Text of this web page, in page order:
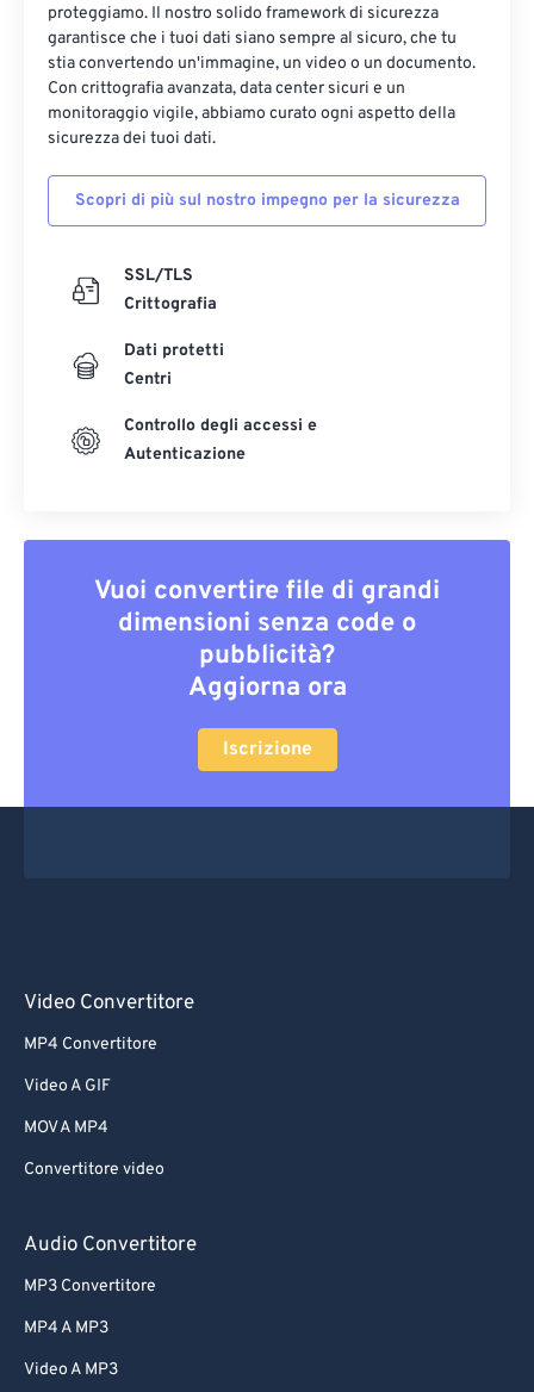
proteggiamo. Il nostro solido framework di sicurezza
garantisce che i tuoi dati siano sempre al sicuro, che tu
stia convertendo un'immagine, un video o un documento.
Con crittografia avanzata, data center sicuri e un
monitoraggio vigile, abbiamo curato ogni aspetto della
sicurezza dei tuoi dati.
Scopri di più sul nostro impegno per la sicurezza
SSL/TLS
Crittografia
Dati protetti
Centri
Controllo degli accessi e
Autenticazione
Vuoi convertire file di grandi
dimensioni senza code o
pubblicità?
Aggiorna ora
Iscrizione
Video Convertitore
MP4 Convertitore
Video A GIF
MOV A MP4
Convertitore video
Audio Convertitore
MP3 Convertitore
MP4 A MP3
Video A MP3